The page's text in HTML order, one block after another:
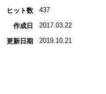
ヒット数
437
作成日 2017.03.22
更新日期 2019.10.21